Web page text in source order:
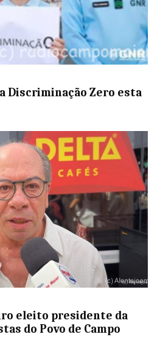
Discriminação Zero esta
eleito presidente da
do Povo de Campo